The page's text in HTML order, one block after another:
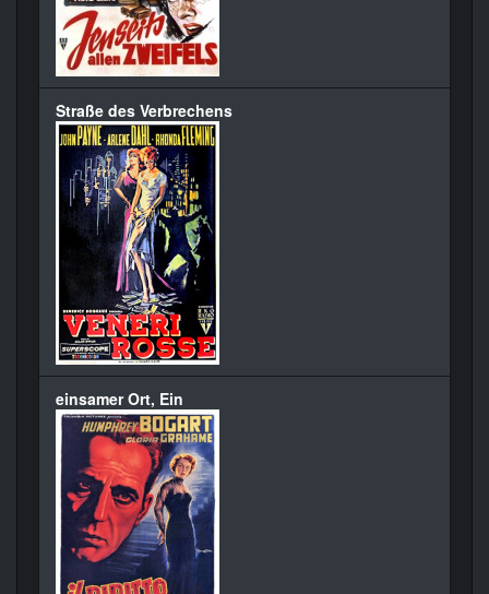
Straße des Verbrechens
einsamer Ort, Ein